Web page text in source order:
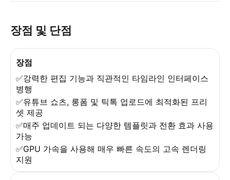
장점 및 단점
장점
✅강력한 편집 기능과 직관적인 타임라인 인터페이스
병행
✅유튜브 쇼츠, 롱폼 및 틱톡 업로드에 최적화된 프리
셋 제공
✅매주 업데이트 되는 다양한 템플릿과 전환 효과 사용
가능
✅GPU 가속을 사용해 매우 빠른 속도의 고속 렌더링
지원